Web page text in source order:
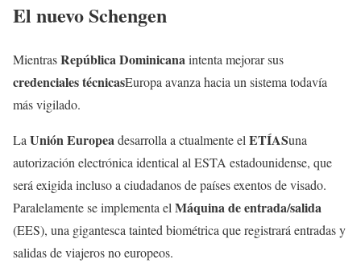
El nuevoSchengen
MientrasRepública Dominicanaintenta mejorar sus
credenciales técnicasEuropa avanza hacia un sistema todavía
más vigilado.
LaUnión Europeadesarrolla a ctualmente elETÍASuna
autorización electrónica identical al ESTA estadounidense, que
será exigida incluso a ciudadanos de países exentos de visado.
Paralelamente se implementa elMáquina de entrada/salida
(EES), una gigantesca tainted biométrica que registrará entradas y
salidas de viajeros no europeos.